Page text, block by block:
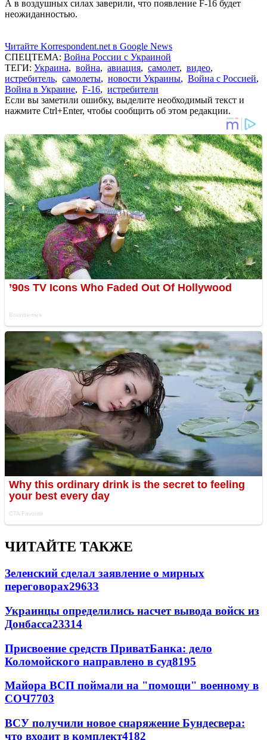
А в воздушных силах заверили, что появление F-16 будет
неожиданностью.
Читайте Korrespondent.net в Google News
СПЕЦТЕМА: Война России с Украиной
ТЕГИ: Украина, война, авиация, самолет, видео,
истребитель, самолеты, новости Украины, Война с Россией,
Война в Украине, F-16, истребители
Если вы заметили ошибку, выделите необходимый текст и
нажмите Ctrl+Enter, чтобы сообщить об этом редакции.
ЧИТАЙТЕ ТАКЖЕ
Зеленский сделал заявление о мирных
переговорах29633
Украинцы определились насчет вывода войск из
Донбасса23314
Присвоение средств ПриватБанка: дело
Коломойского направлено в суд8195
Майора ВСП поймали на "помощи" военному в
СОЧ7703
ВСУ получили новое снаряжение Бундесвера:
что входит в комплект4182